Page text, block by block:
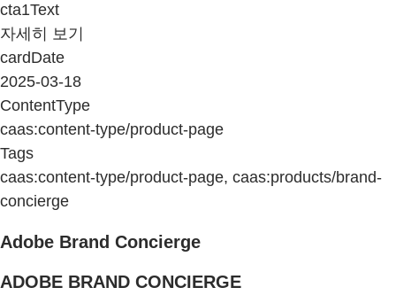
cta1Text
자세히 보기
cardDate
2025-03-18
ContentType
caas:content-type/product-page
Tags
caas:content-type/product-page, caas:products/brand-
concierge
Adobe Brand Concierge
ADOBE BRAND CONCIERGE